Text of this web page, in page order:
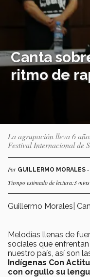
Canta
ritmo de
La agrupación lleva 6
Festival Internacional de
Por GUILLERMO MORALES -
Tiempo estimado de lectura:3 mins
Guillermo Morales|
Melodías llenas de
sociales que
nuestro país, así son
Indígenas Con
con orgullo su